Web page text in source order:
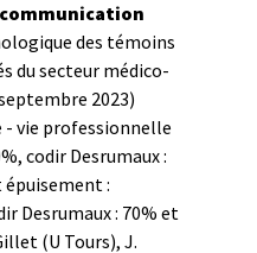
des témoins
du secteur médico-
2023)
vie professionnelle
codir Desrumaux :
:
Desrumaux : 70% et
(U Tours), J.